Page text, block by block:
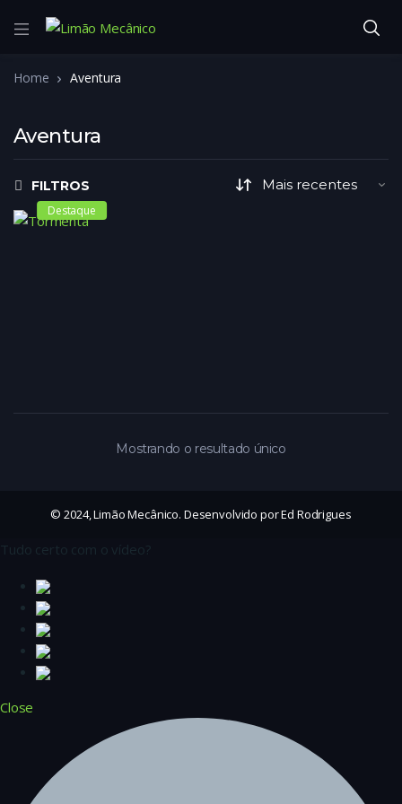
Home Aventura
Aventura
FILTROS
Destaque
Mostrando o resultado único
© 2024, Limão Mecânico. Desenvolvido por Ed Rodrigues
Tudo certo com o vídeo?
Close